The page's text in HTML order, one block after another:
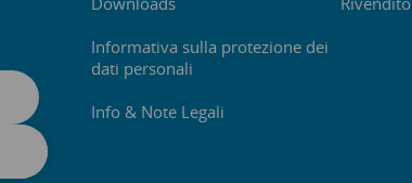
Informativa sulla protezione dei
dati personali
Info & Note Legali